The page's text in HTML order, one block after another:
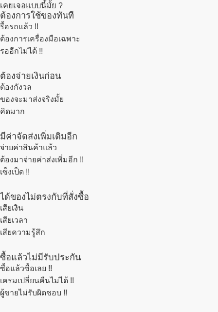
เคยเจอแบบนี้มั้ย ?
ต้องการใช้ของทันที
รื้อรถแล้ว !!
ต้องการเครื่องมือเฉพาะ
รออีกไม่ได้ !!
ต้องจ่ายเงินก่อน
ต้องกังวล
ของจะมาส่งจริงมั้ย
คิดมาก
มีค่าจัดส่งเพิ่มเติมอีก
จ่ายค่าสินค้าแล้ว
ต้องมาจ่ายค่าส่งเพิ่มอีก !!
เซ็งเป็ด !!
ได้ของไม่ตรงกับที่สั่งซื้อ
เสียเงิน
เสียเวลา
เสียความรู้สึก
ซื้อแล้วไม่มีรับประกัน
ซื้อแล้วซื้อเลย !!
เครมเปลี่ยนคืนไม่ได้ !!
ผู้ขายไม่รับผิดชอบ !!